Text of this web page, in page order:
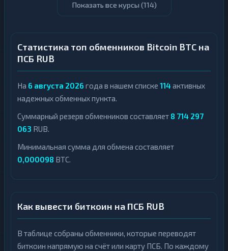
Показать все курсы (114)
Статистика топ обменников Bitcoin BTC на
ПСБ RUB
На 6 августа 2026 года в нашем списке 114активных
надежных обменных пункта.
Суммарный резерв обменников составляет 8 714 297
063 RUB.
Минимальная сумма для обмена составляет
0,000098 BTC.
Как вывести биткоин на ПСБ RUB
В таблице собраны обменники, которые переводят
биткоин напрямую на счёт или карту ПСБ. По каждому